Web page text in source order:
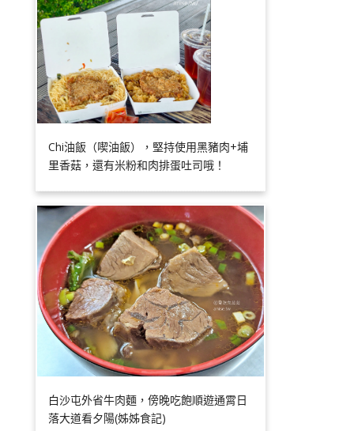
Chi油飯（喫油飯），堅持使用黑豬肉+埔
里香菇，還有米粉和肉排蛋吐司哦！
白沙屯外省牛肉麵，傍晚吃飽順遊通霄日
落大道看夕陽(姊姊食記)